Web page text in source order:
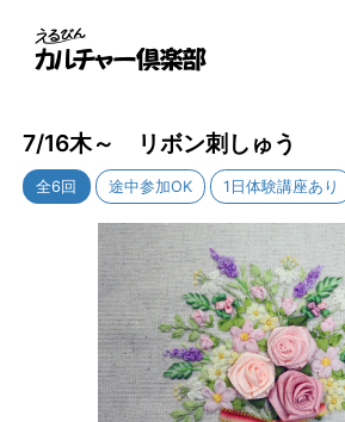
7/16木～ リボン刺しゅう
全6回 途中参加OK 1日体験講座あり